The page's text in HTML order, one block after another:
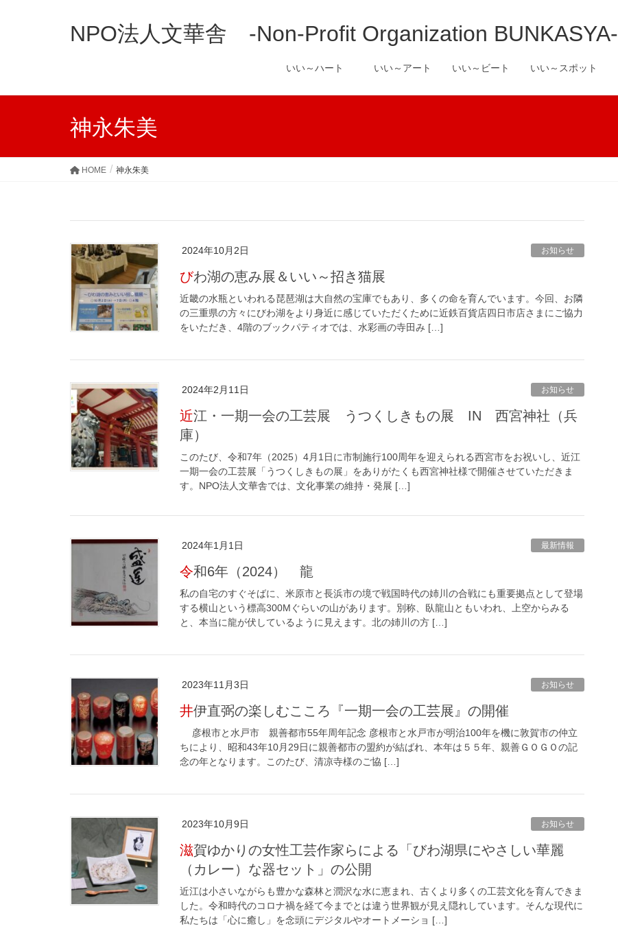
NPO法人文華舎 -Non-Profit Organization BUNKASYA-
いい～ハート いい～アート いい～ビート いい～スポット
神永朱美
HOME 神永朱美
2024年10月2日 お知らせ
びわ湖の恵み展＆いい～招き猫展
近畿の水瓶といわれる琵琶湖は大自然の宝庫でもあり、多くの命を育んでいます。今回、お隣
の三重県の方々にびわ湖をより身近に感じていただくために近鉄百貨店四日市店さまにご協力
をいただき、4階のブックパティオでは、水彩画の寺田み […]
2024年2月11日 お知らせ
近江・一期一会の工芸展 うつくしきもの展 IN 西宮神社（兵
庫）
このたび、令和7年（2025）4月1日に市制施行100周年を迎えられる西宮市をお祝いし、近江
一期一会の工芸展「うつくしきもの展」をありがたくも西宮神社様で開催させていただきま
す。NPO法人文華舎では、文化事業の維持・発展 […]
2024年1月1日 最新情報
令和6年（2024） 龍
私の自宅のすぐそばに、米原市と長浜市の境で戦国時代の姉川の合戦にも重要拠点として登場
する横山という標高300Mぐらいの山があります。別称、臥龍山ともいわれ、上空からみる
と、本当に龍が伏しているように見えます。北の姉川の方 […]
2023年11月3日 お知らせ
井伊直弼の楽しむこころ『一期一会の工芸展』の開催
彦根市と水戸市 親善都市55年周年記念 彦根市と水戸市が明治100年を機に敦賀市の仲立
ちにより、昭和43年10月29日に親善都市の盟約が結ばれ、本年は５５年、親善ＧＯＧＯの記
念の年となります。このたび、清凉寺様のご協 […]
2023年10月9日 お知らせ
滋賀ゆかりの女性工芸作家らによる「びわ湖県にやさしい華麗
（カレー）な器セット」の公開
近江は小さいながらも豊かな森林と潤沢な水に恵まれ、古くより多くの工芸文化を育んできま
した。令和時代のコロナ禍を経て今までとは違う世界観が見え隠れしています。そんな現代に
私たちは「心に癒し」を念頭にデジタルやオートメーショ […]